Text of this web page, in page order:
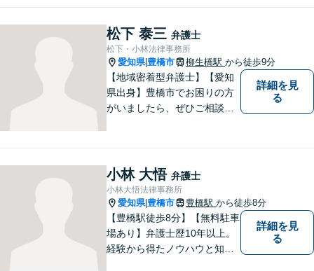
回30分は無料ですから、お気
軽にお電話ください。
松下 泰三 弁護士
松下・小林法律事務所
愛知県| 豊橋市 柳生橋駅 から徒歩9分
【地域密着型弁護士】【愛知
県出身】豊橋市でお困りの方
がいましたら、ぜひご相談く
詳細を見
る
小林 大悟 弁護士
小林大悟法律事務所
愛知県| 豊橋市 豊橋駅 から徒歩8分
【豊橋駅徒歩8分】【無料駐車
場あり】弁護士歴10年以上。
経験から得たノウハウと知見
詳細を見
る